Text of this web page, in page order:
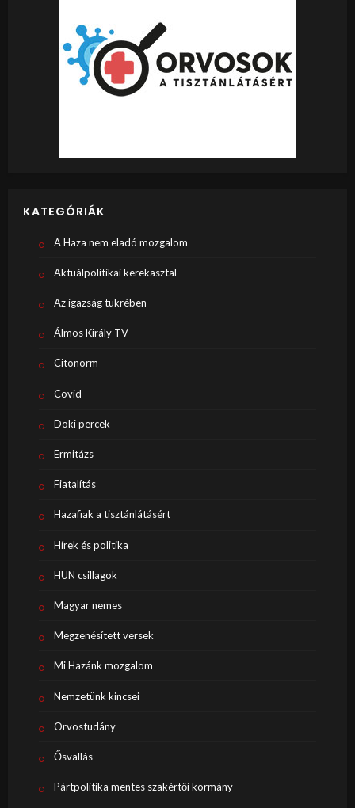
KATEGÓRIÁK
A Haza nem eladó mozgalom
Aktuálpolitikai kerekasztal
Az igazság tükrében
Álmos Király TV
Citonorm
Covid
Doki percek
Ermitázs
Fiatalítás
Hazafiak a tisztánlátásért
Hírek és politika
HUN csillagok
Magyar nemes
Megzenésített versek
Mi Hazánk mozgalom
Nemzetünk kincsei
Orvostudány
Ősvallás
Pártpolitika mentes szakértői kormány